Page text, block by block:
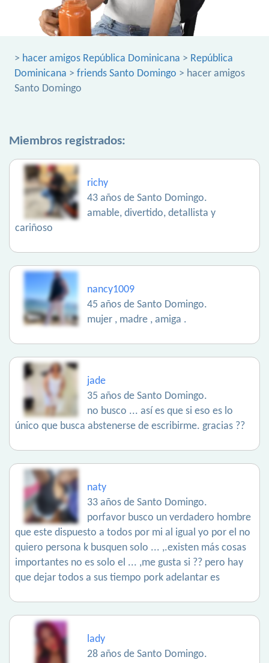
> hacer amigos República Dominicana > República
Dominicana > friends Santo Domingo > hacer amigos
Santo Domingo
Miembros registrados:
richy
43 años de Santo Domingo.
amable, divertido, detallista y
cariñoso
nancy1009
45 años de Santo Domingo.
mujer , madre , amiga .
jade
35 años de Santo Domingo.
no busco ... así es que si eso es lo
único que busca abstenerse de escribirme. gracias ??
naty
33 años de Santo Domingo.
porfavor busco un verdadero hombre
que este dispuesto a todos por mi al igual yo por el no
quiero persona k busquen solo ... ,.existen más cosas
importantes no es solo el ... ,me gusta si ?? pero hay
que dejar todos a sus tiempo pork adelantar es
lady
28 años de Santo Domingo.